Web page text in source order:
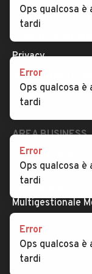
Dati identificativi
Privacy
Impostazioni
Security
AREA BUSINESS
Registrazione
concessionario
Multigestionale
Ops qualcosa
tardi
Error
Ops qualcosa
tardi
Error
Ops qualcosa
tardi
Error
Ops qualcosa
tardi